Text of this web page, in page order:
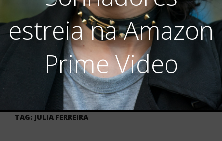
estreia na Amazon
Prime Video
TAG: JULIA FERREIRA